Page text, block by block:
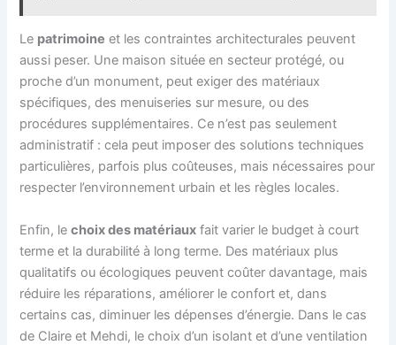
Le patrimoine et les contraintes architecturales peuvent
aussi peser. Une maison située en secteur protégé, ou
proche d’un monument, peut exiger des matériaux
spécifiques, des menuiseries sur mesure, ou des
procédures supplémentaires. Ce n’est pas seulement
administratif : cela peut imposer des solutions techniques
particulières, parfois plus coûteuses, mais nécessaires pour
respecter l’environnement urbain et les règles locales.
Enfin, lechoix des matériaux fait varier le budget à court
terme et la durabilité à long terme. Des matériaux plus
qualitatifs ou écologiques peuvent coûter davantage, mais
réduire les réparations, améliorer le confort et, dans
certains cas, diminuer les dépenses d’énergie. Dans le cas
de Claire et Mehdi, le choix d’un isolant et d’une ventilation